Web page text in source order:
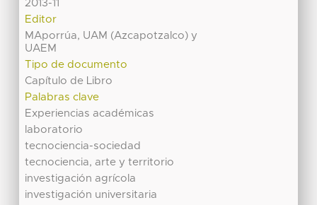
2013-11
Editor
MAporrúa, UAM (Azcapotzalco) y
UAEM
Tipo de documento
Capítulo de Libro
Palabras clave
Experiencias académicas
laboratorio
tecnociencia-sociedad
tecnociencia, arte y territorio
investigación agrícola
investigación universitaria